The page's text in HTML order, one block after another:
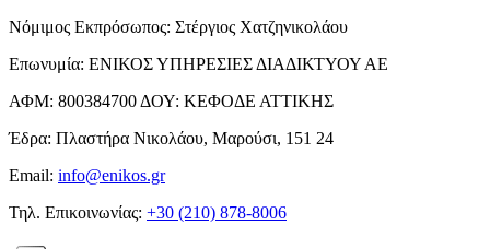
Νόμιμος Εκπρόσωπος: Στέργιος Χατζηνικολάου
Επωνυμία: ΕΝΙΚΟΣ ΥΠΗΡΕΣΙΕΣ ΔΙΑΔΙΚΤΥΟΥ ΑΕ
ΑΦΜ: 800384700 ΔΟΥ: ΚΕΦΟΔΕ ΑΤΤΙΚΗΣ
Έδρα: Πλαστήρα Νικολάου, Μαρούσι, 151 24
Email: info@enikos.gr
Τηλ. Επικοινωνίας: +30 (210) 878-8006